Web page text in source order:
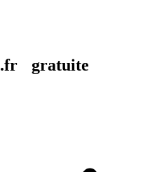
gratuite